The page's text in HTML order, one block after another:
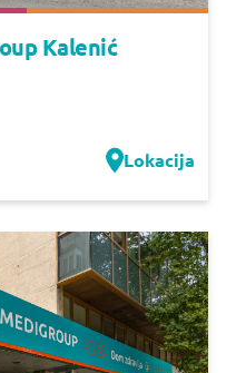
Kalenić
Lokacija